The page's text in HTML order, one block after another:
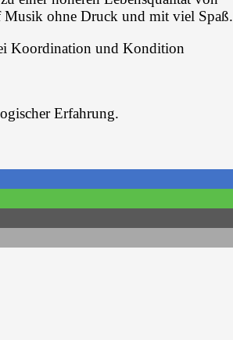
Musik ohne Druck und mit viel Spaß.
Koordination und Kondition
Erfahrung.